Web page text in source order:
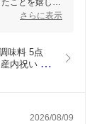
ことを嬉しく
さらに表示
味料 5点
内祝い お
2026/08/09